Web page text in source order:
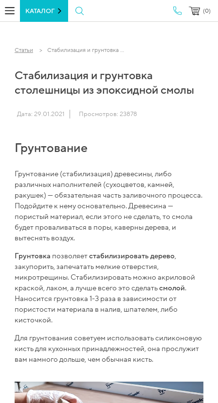
КАТАЛОГ (0)
Статьи Стабилизация и грунтовка ...
Стабилизация и грунтовка
столешницы из эпоксидной смолы
Дата: 29.01.2021 Просмотров: 23878
Грунтование
Грунтование (стабилизация) древесины, либо
различных наполнителей (сухоцветов, камней,
ракушек) — обязательная часть заливочного процесса.
Подойдите к нему основательно. Древесина —
пористый материал, если этого не сделать, то смола
будет проваливаться в поры, каверны дерева, и
вытеснять воздух.
Грунтовка позволяетстабилизировать дерево,
закупорить, запечатать мелкие отверстия,
микротрещины. Стабилизировать можно акриловой
краской, лаком, а лучше всего это сделатьсмолой.
Наносится грунтовка 1-3 раза в зависимости от
пористости материала в налив, шпателем, либо
кисточкой.
Для грунтования советуем использовать силиконовую
кисть для кухонных принадлежностей, она прослужит
вам намного дольше, чем обычная кисть.